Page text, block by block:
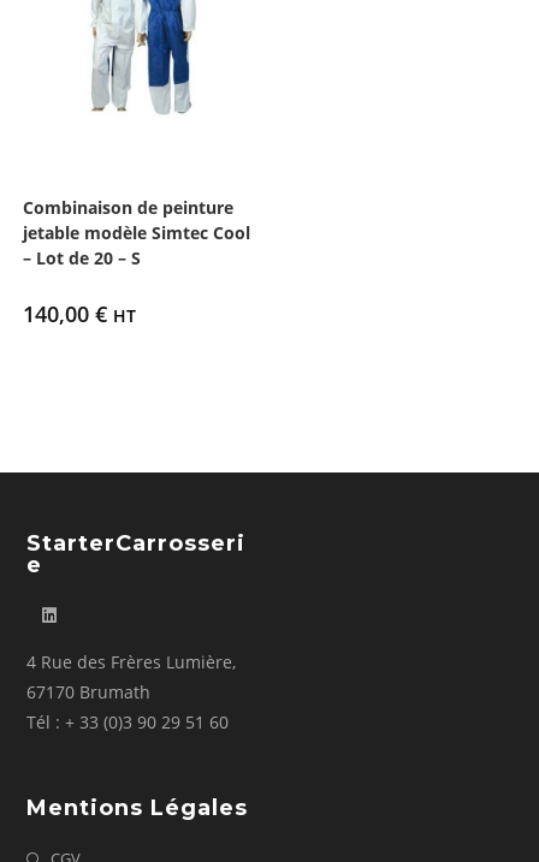
Combinaison de peinture
jetable modèle Simtec Cool
– Lot de 20 – S
140,00 € HT
StarterCarrosseri
E
4 Rue des Frères Lumière,
67170 Brumath
Tél : + 33 (0)3 90 29 51 60
Mentions Légales